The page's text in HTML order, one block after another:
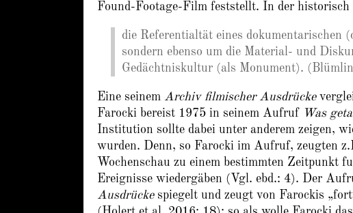
Found-Footage-Film feststellt. In der
die Referentialtät eines dokumentarischen
sondern ebenso um die Material- und
Gedächtniskultur (als Monument).
Eine seinem Archiv filmischer Ausdrücke
Farocki bereist 1975 in seinem Aufruf Was
Institution sollte dabei unter anderem zeigen,
wurden. Denn, so Farocki im Aufruf, zeugten
Wochenschau zu einem bestimmten Zeitpunkt
Ereignisse wiedergäben (Vgl. ebd.: 4). Der
Ausdrückespiegelt und zeugt von Farockis